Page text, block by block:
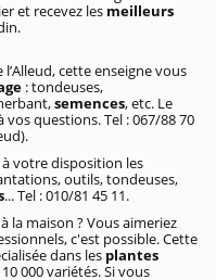
et recevez les meilleurs
cette enseigne vous
: tondeuses,
semences, etc. Le
questions. Tel : 067/88 70
votre disposition les
outils, tondeuses,
... Tel : 010/81 45 11.
à la maison ? Vous aimeriez
c'est possible. Cette
dans les plantes
000 variétés. Si vous